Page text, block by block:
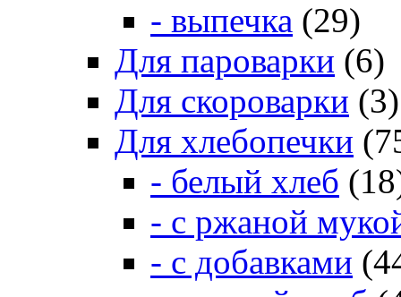
- выпечка (29)
Для пароварки (6)
Для скороварки (3)
Для хлебопечки
- белый хлеб
- с ржаной
- с добавками